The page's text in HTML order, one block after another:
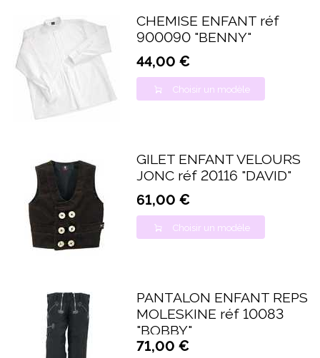
CHEMISE ENFANT réf
900090 "BENNY"
44,00 €
Choisir un modèle
GILET ENFANT VELOURS
JONC réf 20116 "DAVID"
61,00 €
Choisir un modèle
PANTALON ENFANT REPS
MOLESKINE réf 10083
"BOBBY"
71,00 €